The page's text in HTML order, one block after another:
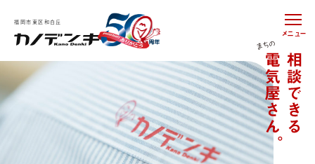
メニュー
福岡市東区和白丘